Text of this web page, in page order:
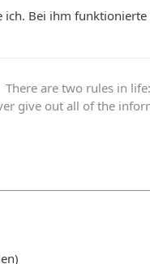
ich. Bei ihm funktionierte
There are two rules in life:
give out all of the